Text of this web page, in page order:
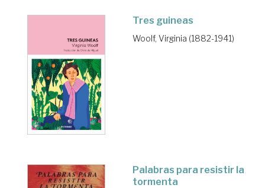
Tres guineas
Woolf, Virginia (1882-1941)
Palabras para resistir la
tormenta